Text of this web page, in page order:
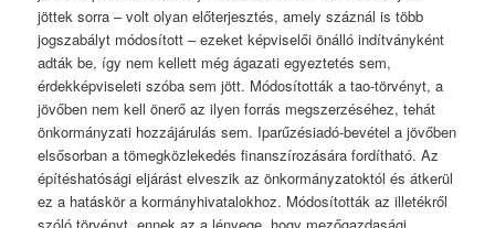
jöttek sorra – volt olyan előterjesztés, amely száznál is több
jogszabályt módosított – ezeket képviselői önálló indítványként
adták be, így nem kellett még ágazati egyeztetés sem,
érdekképviseleti szóba sem jött. Módosították a tao-törvényt, a
jövőben nem kell önerő az ilyen forrás megszerzéséhez, tehát
önkormányzati hozzájárulás sem. Iparűzésiadó-bevétel a jövőben
elsősorban a tömegközlekedés finanszírozására fordítható. Az
építéshatósági eljárást elveszik az önkormányzatoktól és átkerül
ez a hatáskör a kormányhivatalokhoz. Módosították az illetékről